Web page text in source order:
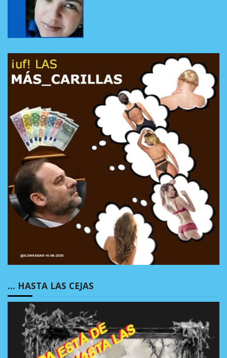
… HASTA LAS CEJAS